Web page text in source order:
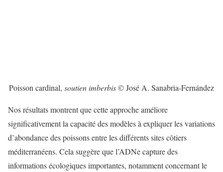
Poisson cardinal, soutien imberbis© José A. Sanabria-Fernández
Nos résultats montrent que cette approche améliore
significativement la capacité des modèles à expliquer les variations
d’abondance des poissons entre les différents sites côtiers
méditerranéens. Cela suggère que l’ADNe capture des
informations écologiques importantes, notamment concernant le